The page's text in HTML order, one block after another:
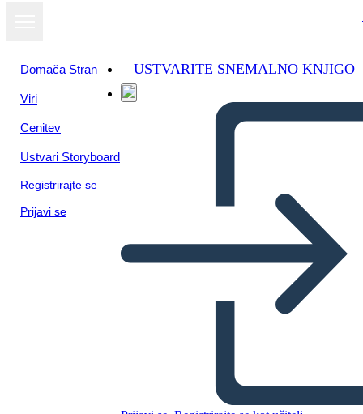
Domača Stran
Viri
Cenitev
Ustvari Storyboard
Registrirajte se
Prijavi se
USTVARITE SNEMALNO KNJIGO
Pueblos Indígenas de
América del Norte